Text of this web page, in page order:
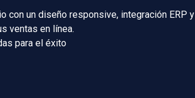
con un diseño responsive, integración ERP y
ventas en línea.
para el éxito